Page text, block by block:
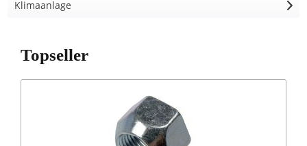
Klimaanlage
Topseller